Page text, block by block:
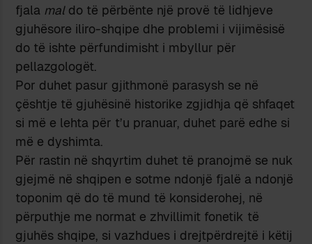
fjala maldo të përbënte një provë të lidhjeve
gjuhësore iliro-shqipe dhe problemi i vijimësisë
do të ishte përfundimisht i mbyllur për
pellazgologët.
Por duhet pasur gjithmonë parasysh se në
çështje të gjuhësinë historike zgjidhja që shfaqet
si më e lehta për t’u pranuar, duhet parë edhe si
më e dyshimta.
Për rastin në shqyrtim duhet të pranojmë se nuk
gjejmë në shqipen e sotme ndonjë fjalë a ndonjë
toponim që do të mund të konsiderohej, në
përputhje me normat e zhvillimit fonetik të
gjuhës shqipe, si vazhdues i drejtpërdrejtë i këtij